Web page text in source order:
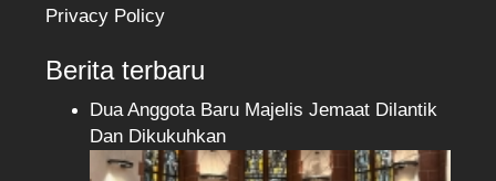
Privacy Policy
Berita terbaru
Dua Anggota Baru Majelis Jemaat Dilantik
Dan Dikukuhkan